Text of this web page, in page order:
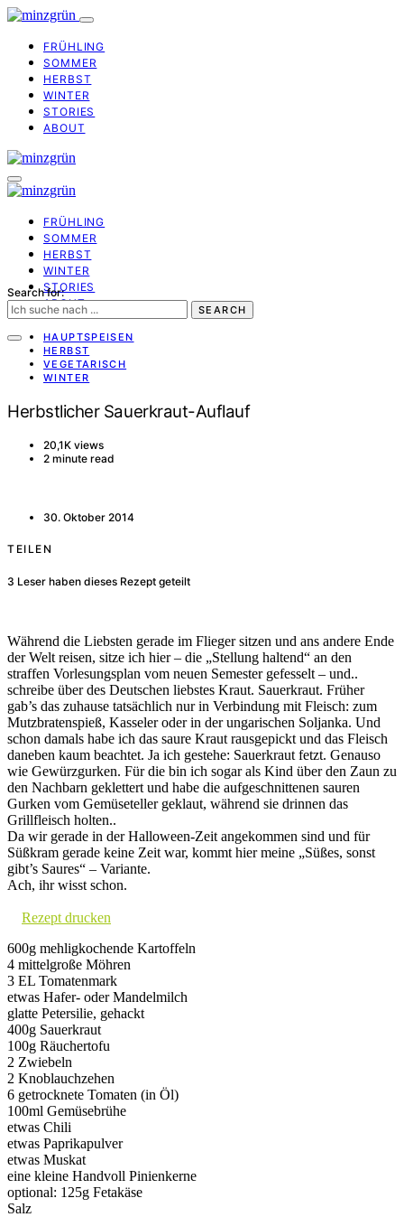
FRÜHLING
SOMMER
HERBST
WINTER
STORIES
ABOUT
FRÜHLING
SOMMER
HERBST
WINTER
STORIES
ABOUT
Search for:
SEARCH
HAUPTSPEISEN
HERBST
VEGETARISCH
WINTER
Herbstlicher Sauerkraut-Auflauf
20,1K views
2 minute read
30. Oktober 2014
TEILEN
3 Leser haben dieses Rezept geteilt
Während die Liebsten gerade im Flieger sitzen und ans andere Ende
der Welt reisen, sitze ich hier – die „Stellung haltend“ an den
straffen Vorlesungsplan vom neuen Semester gefesselt – und..
schreibe über des Deutschen liebstes Kraut. Sauerkraut. Früher
gab’s das zuhause tatsächlich nur in Verbindung mit Fleisch: zum
Mutzbratenspieß, Kasseler oder in der ungarischen Soljanka. Und
schon damals habe ich das saure Kraut rausgepickt und das Fleisch
daneben kaum beachtet. Ja ich gestehe: Sauerkraut fetzt. Genauso
wie Gewürzgurken. Für die bin ich sogar als Kind über den Zaun zu
den Nachbarn geklettert und habe die aufgeschnittenen sauren
Gurken vom Gemüseteller geklaut, während sie drinnen das
Grillfleisch holten..
Da wir gerade in der Halloween-Zeit angekommen sind und für
Süßkram gerade keine Zeit war, kommt hier meine „Süßes, sonst
gibt’s Saures“ – Variante.
Ach, ihr wisst schon.
Rezept drucken
600g mehligkochende Kartoffeln
4 mittelgroße Möhren
3 EL Tomatenmark
etwas Hafer- oder Mandelmilch
glatte Petersilie, gehackt
400g Sauerkraut
100g Räuchertofu
2 Zwiebeln
2 Knoblauchzehen
6 getrocknete Tomaten (in Öl)
100ml Gemüsebrühe
etwas Chili
etwas Paprikapulver
etwas Muskat
eine kleine Handvoll Pinienkerne
optional: 125g Fetakäse
Salz